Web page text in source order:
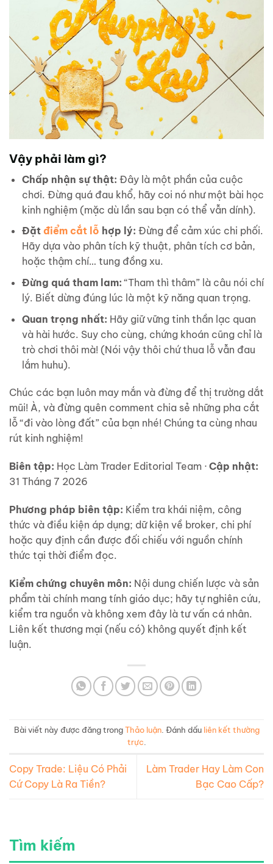
Vậy phải làm gì?
Chấp nhận sự thật: Đây là một phần của cuộc
chơi. Đừng quá đau khổ, hãy coi nó như một bài học
kinh nghiệm (mặc dù lần sau bạn có thể vẫn dính).
Đặt điểm cắt lỗ hợp lý: Đừng để cảm xúc chi phối.
Hãy dựa vào phân tích kỹ thuật, phân tích cơ bản,
hoặc thậm chí… tung đồng xu.
Đừng quá tham lam: “Tham thì thâm” là câu nói chí
lý. Biết dừng đúng lúc là một kỹ năng quan trọng.
Quan trọng nhất: Hãy giữ vững tinh thần lạc quan
và hài hước. Suy cho cùng, chứng khoán cũng chỉ là
trò chơi thôi mà! (Nói vậy thôi chứ thua lỗ vẫn đau
lắm huhu).
Chúc các bạn luôn may mắn và đừng để thị trường dắt
mũi! À, và đừng quên comment chia sẻ những pha cắt
lỗ “đi vào lòng đất” của bạn nhé! Chúng ta cùng nhau
rút kinh nghiệm!
Biên tập: Học Làm Trader Editorial Team · Cập nhật:
31 Tháng 7 2026
Phương pháp biên tập: Kiểm tra khái niệm, công
thức và điều kiện áp dụng; dữ kiện về broker, chi phí
hoặc quy định cần được đối chiếu với nguồn chính
thức tại thời điểm đọc.
Kiểm chứng chuyên môn: Nội dung chiến lược và sản
phẩm tài chính mang tính giáo dục; hãy tự nghiên cứu,
kiểm tra nguồn và không xem đây là tư vấn cá nhân.
Liên kết thương mại (nếu có) không quyết định kết
luận.
Bài viết này được đăng trongThảo luận. Đánh dấu liên kết thường
trực
Copy Trade: Liệu Có Phải
Cứ Copy Là Ra Tiền?
Làm Trader Hay Làm Con
Bạc Cao Cấp?
Tìm kiếm